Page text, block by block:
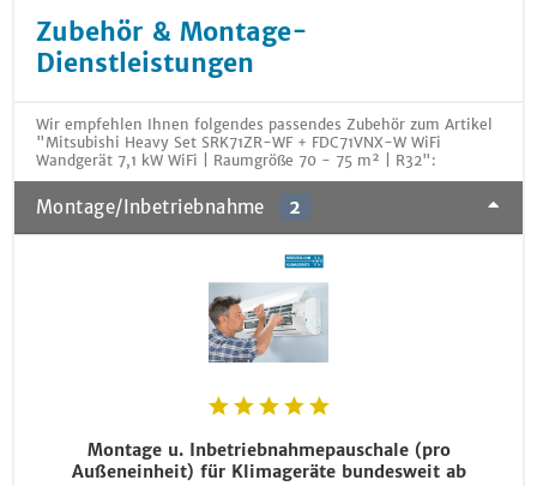
Zubehör & Montage-
Dienstleistungen
Wir empfehlen Ihnen folgendes passendes Zubehör zum Artikel
"Mitsubishi Heavy Set SRK71ZR-WF + FDC71VNX-W WiFi
Wandgerät 7,1 kW WiFi | Raumgröße 70 - 75 m² | R32":
Montage/Inbetriebnahme 2
Montage u. Inbetriebnahmepauschale (pro
Außeneinheit) für Klimageräte bundesweit ab